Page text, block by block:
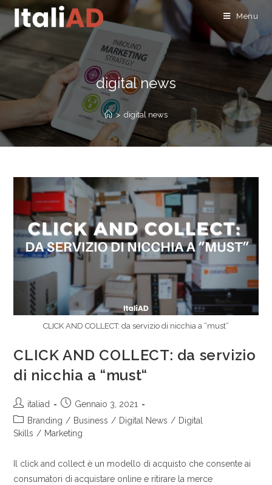
Menu
digital news
> digital news
CLICK AND COLLECT: da servizio di nicchia a “must“
CLICK AND COLLECT: da servizio
di nicchia a “must“
italiad
Gennaio 3, 2021
Branding / Business / Digital News / Digital
Skills / Marketing
Il click and collect è un modello di acquisto che consente ai
consumatori di acquistare online e ritirare la merce